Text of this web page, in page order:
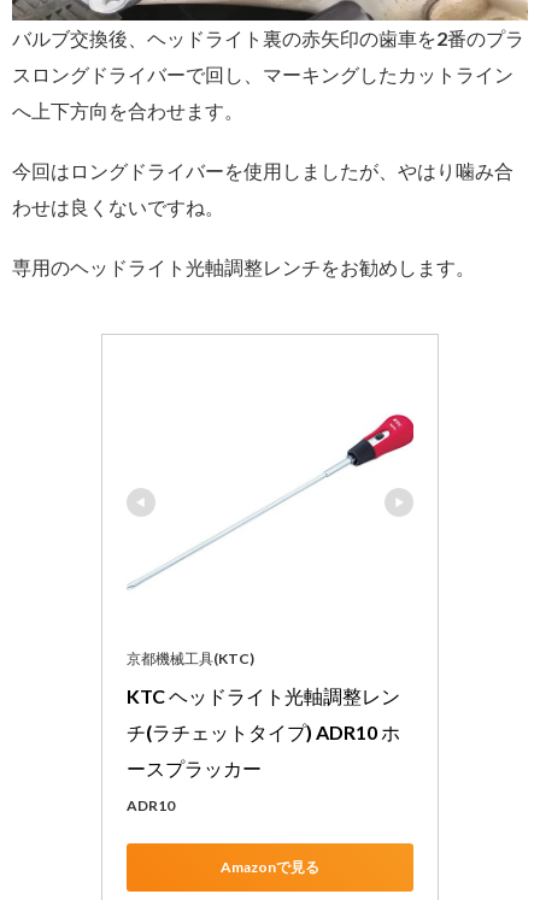
バルブ交換後、ヘッドライト裏の赤矢印の歯車を2番のプラ
スロングドライバーで回し、マーキングしたカットライン
へ上下方向を合わせます。
今回はロングドライバーを使用しましたが、やはり噛み合
わせは良くないですね。
専用のヘッドライト光軸調整レンチをお勧めします。
京都機械工具(KTC)
KTC ヘッドライト光軸調整レン
チ(ラチェットタイプ) ADR10 ホ
ースプラッカー
ADR10
Amazonで見る